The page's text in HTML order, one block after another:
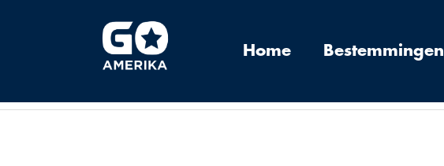
Home Bestemmingen